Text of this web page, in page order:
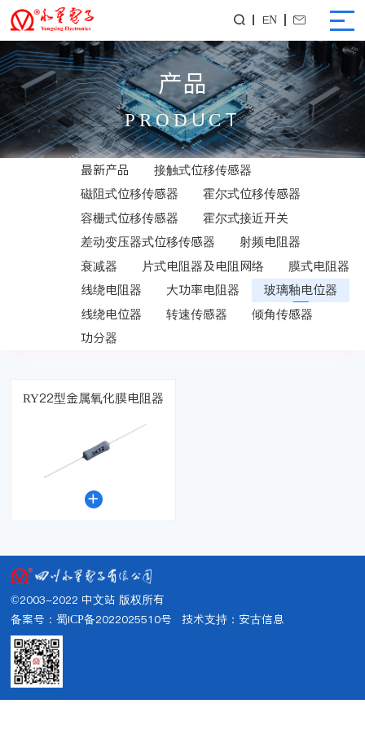
 EN 
产品
PRODUCT
最新产品
接触式位移传感器
磁阻式位移传感器
霍尔式位移传感器
容栅式位移传感器
霍尔式接近开关
差动变压器式位移传感器
射频电阻器
衰减器
片式电阻器及电阻网络
膜式电阻器
线绕电阻器
大功率电阻器
玻璃釉电位器
线绕电位器
转速传感器
倾角传感器
功分器
RY22型金属氧化膜电阻器

©2003-2022 中文站 版权所有
备案号：蜀ICP备2022025510号 技术支持： 安古信息